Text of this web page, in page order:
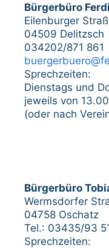
Bürgerbüro
Eilenburger
04509 Delitzsch
034202/871 861
Sprechzeiten:
Dienstags und
jeweils von
(oder nach
Bürgerbüro
Wermsdorfer
04758 Oschatz
Tel.: 03435/93
Sprechzeiten: